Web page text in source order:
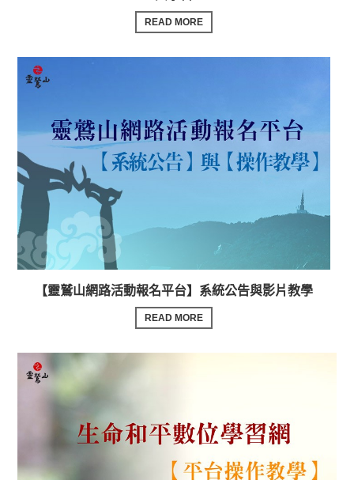
READ MORE
【靈鷲山網路活動報名平台】系統公告與影片教學
READ MORE